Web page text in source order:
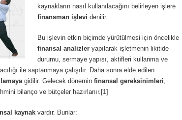
kaynakların nasıl kullanılacağını belirleyen işlere
finansman işlevi denilir.
Bu işlevin etkin biçimde yürütülmesi için öncelikle
finansal analizler yapılarak işletmenin likitide
durumu, sermaye yapısı, aktifleri kullanma ve
ile saptanmaya çalışılır. Daha sonra elde edilen
gidilir. Gelecek dönemin finansal gereksinimleri,
bilanço ve bütçeler hazırlanır. [1]
kaynak vardır. Bunlar: